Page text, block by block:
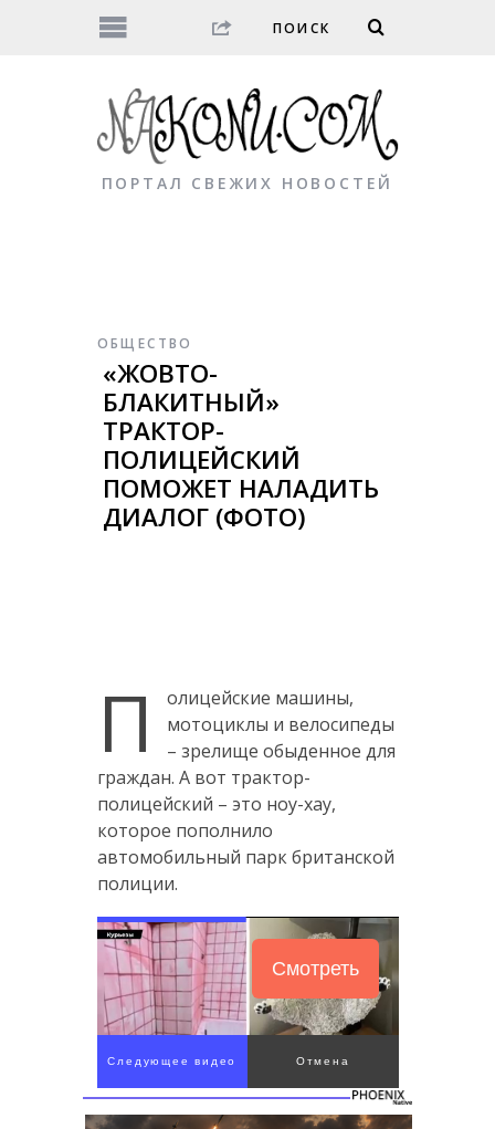
ПОРТАЛ СВЕЖИХ НОВОСТЕЙ
ОБЩЕСТВО
«ЖОВТО-
БЛАКИТНЫЙ»
ТРАКТОР-
ПОЛИЦЕЙСКИЙ
ПОМОЖЕТ НАЛАДИТЬ
ДИАЛОГ (ФОТО)
П
олицейские машины,
мотоциклы и велосипеды
– зрелище обыденное для
граждан. А вот трактор-
полицейский – это ноу-хау,
которое пополнило
автомобильный парк британской
полиции.
Смотреть
Следующее видео Отмена